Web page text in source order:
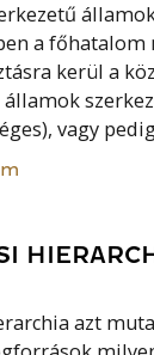
a főhatalom
kerül a
államok
vagy
azt